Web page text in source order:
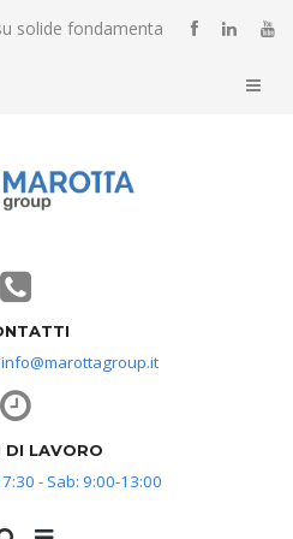
solide fondamenta
DI LAVORO
- Sab: 9:00-13:00